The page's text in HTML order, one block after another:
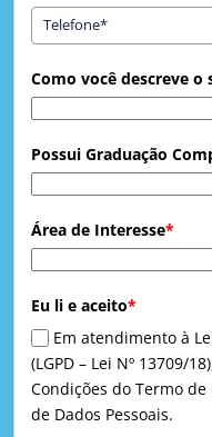
Como você descreve
Possui Graduação
Área de Interesse*
Eu li e aceito*
Em atendimento à
(LGPD – Lei Nº 13709/
Condições do Termo
de Dados Pessoais.